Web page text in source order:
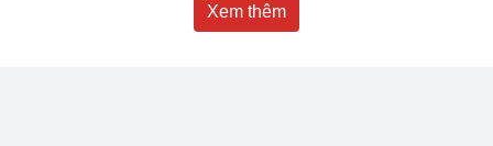
Xem thêm